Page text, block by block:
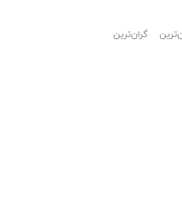
گران‌ترین